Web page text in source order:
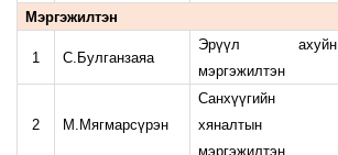
Мэргэжилтэн
1 С.Булганзаяа
Эрүүл ахуйн
мэргэжилтэн
2 М.Мягмарсүрэн
Санхүүгийн
хяналтын
мэргэжилтэн